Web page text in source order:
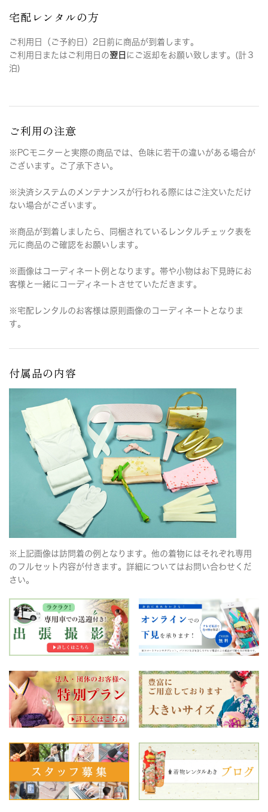
宅配レンタルの方
ご利用日（ご予約日）2日前に商品が到着します。
ご利用日またはご利用日の翌日 にご返却をお願い致します。(計３
泊)
ご利用の注意
※PCモニターと実際の商品では、色味に若干の違いがある場合が
ございます。ご了承下さい。
※決済システムのメンテナンスが行われる際にはご注文いただけ
ない場合がございます。
※商品が到着しましたら、同梱されているレンタルチェック表を
元に商品のご確認をお願いします。
※画像はコーディネート例となります。帯や小物はお下見時にお
客様と一緒にコーディネートさせていただきます。
※宅配レンタルのお客様は原則画像のコーディネートとなりま
す。
付属品の内容
※上記画像は訪問着の例となります。他の着物にはそれぞれ専用
のフルセット内容が付きます。詳細についてはお問い合わせくだ
さい。